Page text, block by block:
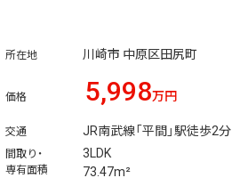
所在地 川崎市 中原区田尻町
価格 5,998万円
交通 JR南武線「平間」駅徒歩2分
間取り・
専有面積
3LDK
73.47m²